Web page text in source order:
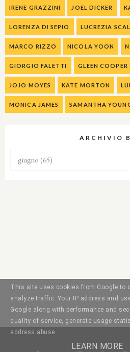
IRENE GRAZZINI JOEL DICKER
LORENZA DI SEPIO LUCREZIA
MARCO RIZZO NICOLA YOON
GIORGIO FALETTI GLEEN COOPER
JOJO MOYES KATE MORTON
MONICA JAMES SAMANTHA
ARCHIVIO
This site uses cookies from Google to
analyze traffic. Your IP address and
Google along with performance and
quality of service, generate usage
address abuse.
LEARN MORE